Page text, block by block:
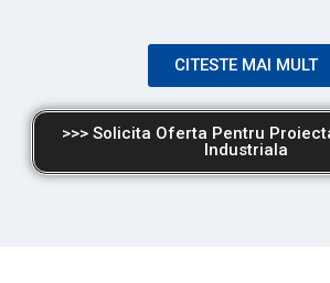
CITESTE MAI MULT
>>> Solicita Oferta Pentru
Industriala